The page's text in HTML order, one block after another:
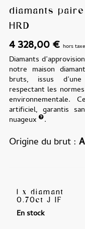
diamants paire
HRD
4 328,00€ hors taxe
Diamants
notre maison
bruts, issus d’une
respectant les
environnementale.
artificiel, garantis
nuageux
.
Origine du brut
1 x diamant
0.70ct J IF
En stock